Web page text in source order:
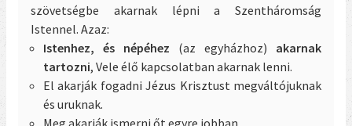
szövetségbe akarnak lépni a Szentháromság
Istennel. Azaz:
Istenhez, és népéhez (az egyházhoz) akarnak
tartozni, Vele élő kapcsolatban akarnak lenni.
El akarják fogadni Jézus Krisztust megváltójuknak
és uruknak.
Meg akarják ismerni őt egyre jobban.